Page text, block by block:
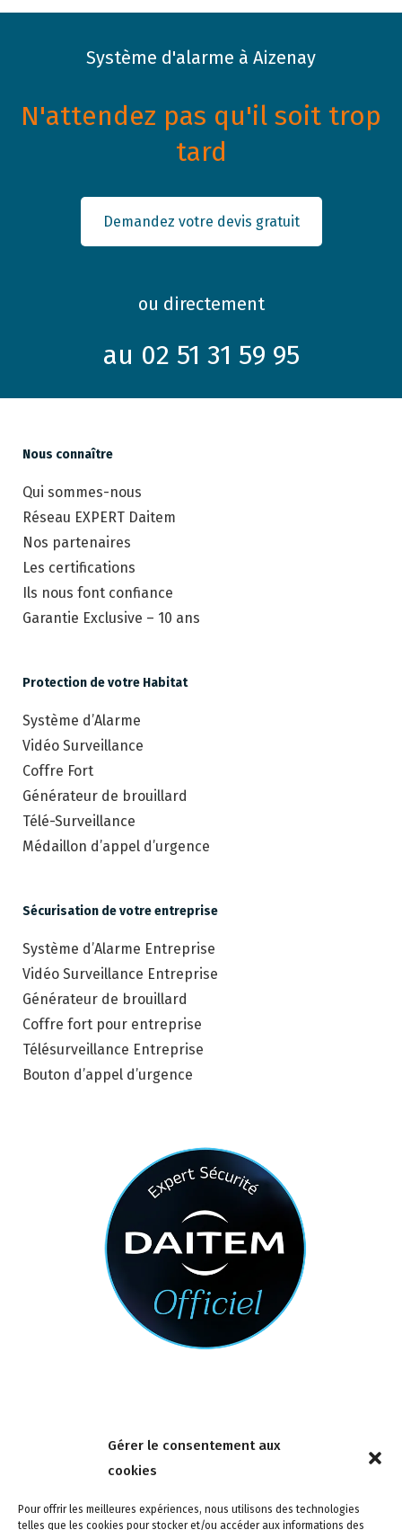
Gérer le consentement aux
cookies
Pour offrir les meilleures expériences, nous utilisons des technologies
telles que les cookies pour stocker et/ou accéder aux informations des
Système d'alarme à Aizenay
N'attendez pas qu'il soit trop
tard
Demandez votre devis gratuit
ou directement
au 02 51 31 59 95
Nous connaître
Qui sommes-nous
Réseau EXPERT Daitem
Nos partenaires
Les certifications
Ils nous font confiance
Garantie Exclusive – 10 ans
Protection de votre Habitat
Système d’Alarme
Vidéo Surveillance
Coffre Fort
Générateur de brouillard
Télé-Surveillance
Médaillon d’appel d’urgence
Sécurisation de votre entreprise
Système d’Alarme Entreprise
Vidéo Surveillance Entreprise
Générateur de brouillard
Coffre fort pour entreprise
Télésurveillance Entreprise
Bouton d’appel d’urgence
4 rue de la Tour 85150 Les Achards